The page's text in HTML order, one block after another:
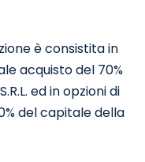
è consistita in
acquisto del 70%
ed in opzioni di
del capitale della